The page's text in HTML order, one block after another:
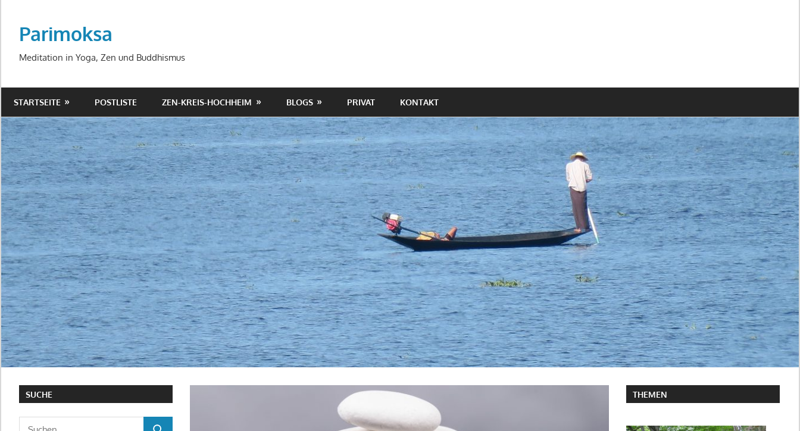
springenParimoksa
Meditation in Yoga, Zen und Buddhismus
STARTSEITE POSTLISTE ZEN-KREIS-HOCHHEIM BLOGS PRIVAT KONTAKT
SUCHE
Suchen
THEMEN